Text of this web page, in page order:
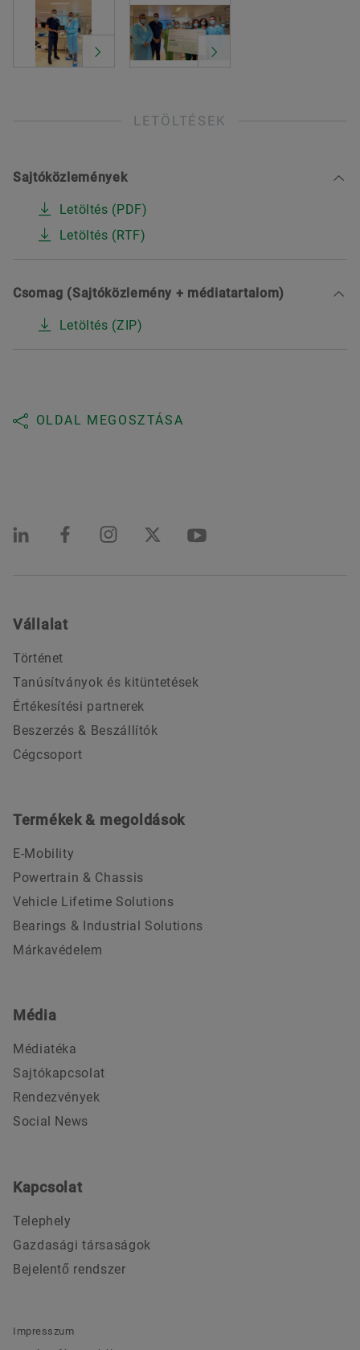
LETÖLTÉSEK
Sajtóközlemények
Letöltés (PDF)
Letöltés (RTF)
Csomag (Sajtóközlemény + médiatartalom)
Letöltés (ZIP)
OLDAL MEGOSZTÁSA
Vállalat
Történet
Tanúsítványok és kitüntetések
Értékesítési partnerek
Beszerzés & Beszállítók
Cégcsoport
Termékek & megoldások
E-Mobility
Powertrain & Chassis
Vehicle Lifetime Solutions
Bearings & Industrial Solutions
Márkavédelem
Média
Médiatéka
Sajtókapcsolat
Rendezvények
Social News
Kapcsolat
Telephely
Gazdasági társaságok
Bejelentő rendszer
Impresszum